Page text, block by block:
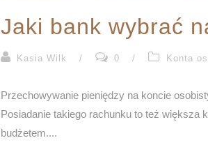
Jaki bank wybrać
Kasia Wilk / 0 / Konta
Przechowywanie pieniędzy na koncie
Posiadanie takiego rachunku to też większa
budżetem....